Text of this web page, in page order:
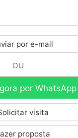
por e-mail
OU
por WhatsApp
visita
proposta